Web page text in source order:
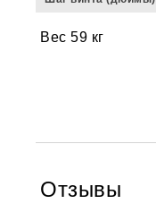
Вес 59 кг
Отзывы